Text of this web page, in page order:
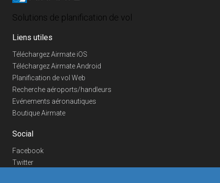
Solutions de planification de vol
Liens utiles
Téléchargez Airmate iOS
Téléchargez Airmate Android
Planification de vol Web
Recherche aéroports/handleurs
Evénements aéronautiques
Boutique Airmate
Social
Facebook
Twitter